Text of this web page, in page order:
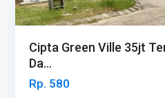
Cipta Green Ville 35jt
Da...
Rp. 580